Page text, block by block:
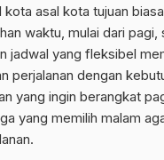
asal kota tujuan
waktu, mulai dari pagi,
jadwal yang fleksibel
perjalanan dengan
yang ingin berangkat
yang memilih malam